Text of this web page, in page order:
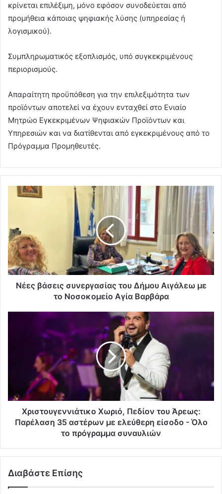
κρίνεται επιλέξιμη, μόνο εφόσον συνοδεύεται από
προμήθεια κάποιας ψηφιακής λύσης (υπηρεσίας ή
λογισμικού).
Συμπληρωματικός εξοπλισμός, υπό συγκεκριμένους
περιορισμούς.
Απαραίτητη προϋπόθεση για την επιλεξιμότητα των
προϊόντων αποτελεί να έχουν ενταχθεί στο Ενιαίο
Μητρώο Εγκεκριμένων Ψηφιακών Προϊόντων και
Υπηρεσιών και να διατίθενται από εγκεκριμένους από το
Πρόγραμμα Προμηθευτές.
Νέες βάσεις συνεργασίας του Δήμου Αιγάλεω με
το Νοσοκομείο Αγία Βαρβάρα
Χριστουγεννιάτικο Χωριό, Πεδίον του Άρεως:
Παρέλαση 35 αστέρων με ελεύθερη είσοδο - Όλο
το πρόγραμμα συναυλιών
Διαβάστε Επίσης